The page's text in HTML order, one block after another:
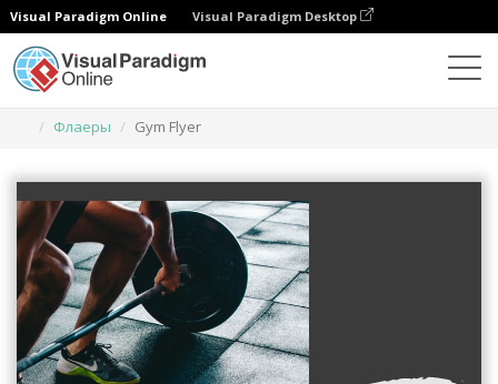
Visual Paradigm Online Visual Paradigm Desktop
Флаеры
Gym Flyer